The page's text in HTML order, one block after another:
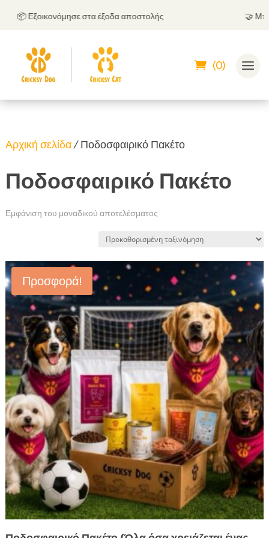
Εξοικονόμησε στα έξοδα αποστολής
(0)
Αρχική σελίδα/ Ποδοσφαιρικό Πακέτο
Ποδοσφαιρικό Πακέτο
Εμφάνιση του μοναδικού αποτελέσματος
Προσφορά!